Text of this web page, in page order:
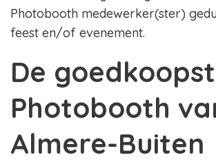
Photobooth medewerker(ster)
feest en/of evenement.
De
Photobooth
Almere-Buiten